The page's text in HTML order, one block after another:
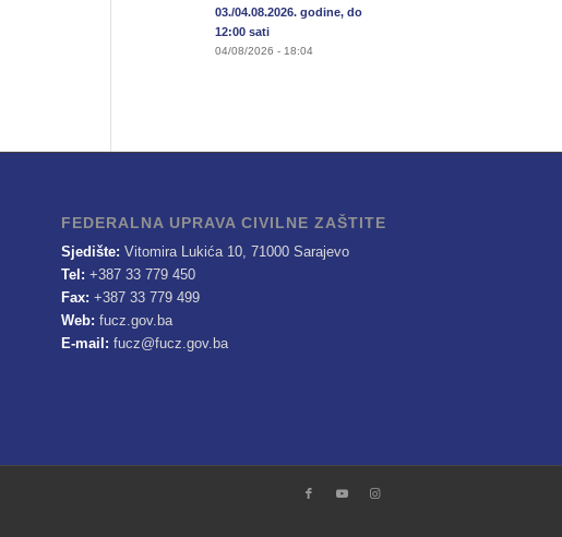
03./04.08.2026. godine, do
12:00 sati
04/08/2026 - 18:04
FEDERALNA UPRAVA CIVILNE ZAŠTITE
Sjedište: Vitomira Lukića 10, 71000 Sarajevo
Tel: +387 33 779 450
Fax: +387 33 779 499
Web: fucz.gov.ba
E-mail: fucz@fucz.gov.ba